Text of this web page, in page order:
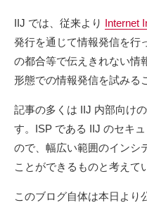
IIJ では、従来より Internet
発行を通じて情報発信を行
の都合等で伝えきれない情
形態での情報発信を試みる
記事の多くは IIJ 内部向け
す。ISP である IIJ のセキ
ので、幅広い範囲のインシ
ことができるものと考えて
このブログ自体は本日より